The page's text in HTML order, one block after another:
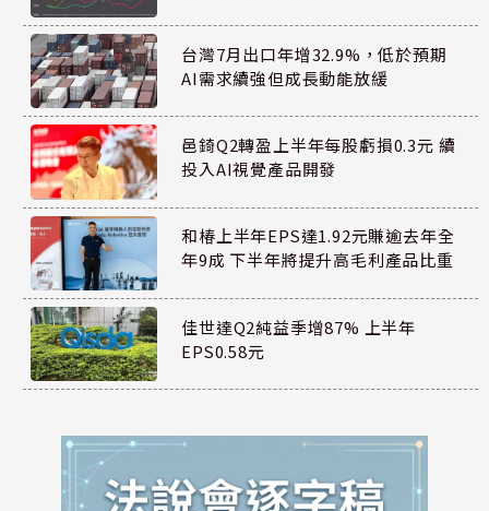
台灣7月出口年增32.9%，低於預期
AI需求續強但成長動能放緩
邑錡Q2轉盈上半年每股虧損0.3元 續
投入AI視覺產品開發
和椿上半年EPS達1.92元賺逾去年全
年9成 下半年將提升高毛利產品比重
佳世達Q2純益季增87% 上半年
EPS0.58元